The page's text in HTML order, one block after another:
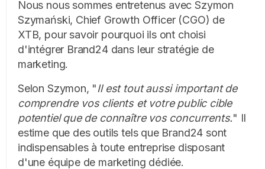
Nous nous sommes entretenus avec Szymon
Szymański, Chief Growth Officer (CGO) de
XTB, pour savoir pourquoi ils ont choisi
d'intégrer Brand24 dans leur stratégie de
marketing.
Selon Szymon, "Il est tout aussi important de
comprendre vos clients et votre public cible
potentiel que de connaître vos concurrents." Il
estime que des outils tels que Brand24 sont
indispensables à toute entreprise disposant
d'une équipe de marketing dédiée.